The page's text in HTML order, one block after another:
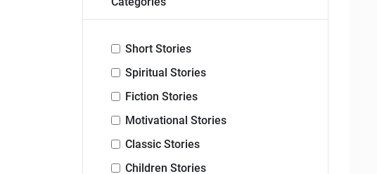
Short Stories
Spiritual Stories
Fiction Stories
Motivational Stories
Classic Stories
Children Stories